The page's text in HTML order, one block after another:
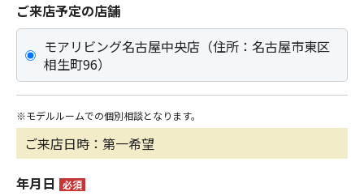
ご来店予定の店舗
モアリビング名古屋中央店（住所：名古屋市東区
相生町96）
※モデルルームでの個別相談となります。
ご来店日時：第一希望
年月日
必須